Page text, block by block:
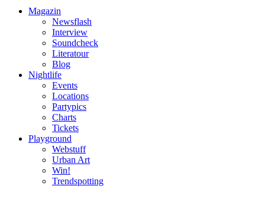
Magazin
Newsflash
Interview
Soundcheck
Literatour
Blog
Nightlife
Events
Locations
Partypics
Charts
Tickets
Playground
Webstuff
Urban Art
Win!
Trendspotting